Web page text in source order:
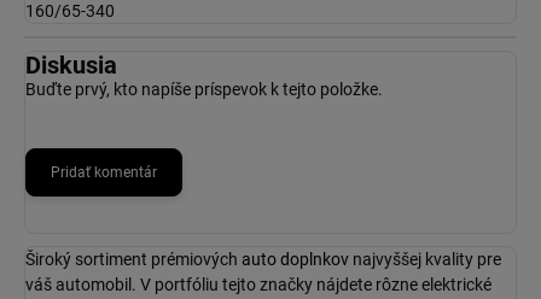
160/65-340
Diskusia
Buďte prvý, kto napíše príspevok k tejto položke.
Pridať komentár
Široký sortiment prémiových auto doplnkov najvyššej kvality pre
váš automobil. V portfóliu tejto značky nájdete rôzne elektrické